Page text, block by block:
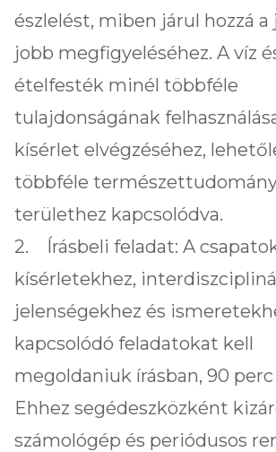
észlelést, miben járul hozzá a
jobb megfigyeléséhez. A víz
ételfesték minél többféle
tulajdonságának
kísérlet elvégzéséhez,
többféle
területhez kapcsolódva.
2. Írásbeli feladat: A
kísérletekhez,
jelenségekhez és
kapcsolódó feladatokat kell
megoldaniuk írásban, 90
Ehhez segédeszközként
számológép és periódusos